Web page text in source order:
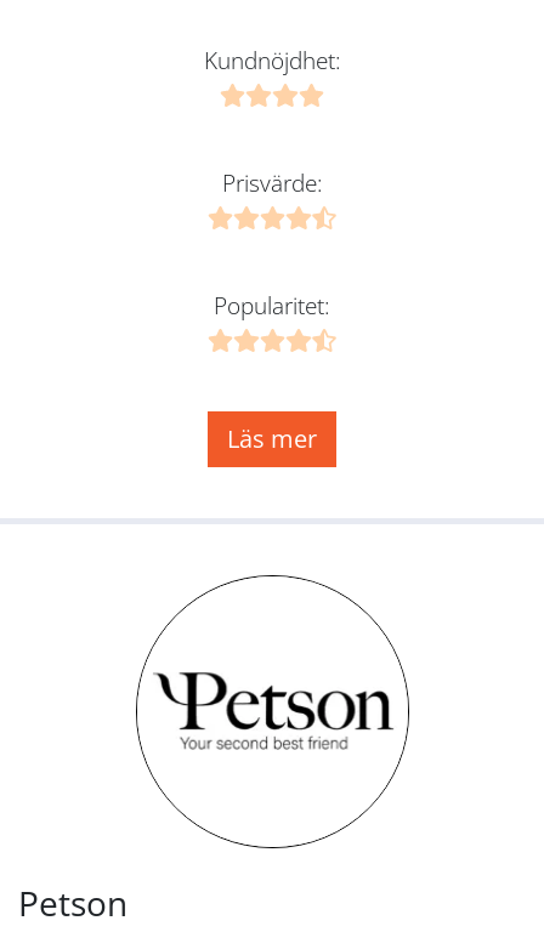
Kundnöjdhet:
Prisvärde:
Popularitet:
Läs mer
Petson